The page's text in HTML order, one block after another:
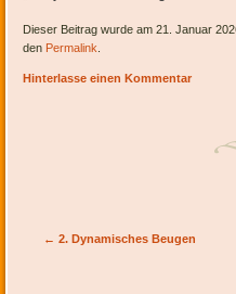
Dieser Beitrag wurde am 21. Januar
den Permalink
Hinterlasse einen Kommentar
Artikel-Navigation
← 2. Dynamisches Beugen